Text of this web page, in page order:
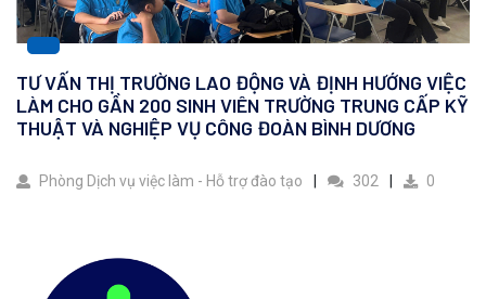
TƯ VẤN THỊ TRƯỜNG LAO ĐỘNG VÀ ĐỊNH HƯỚNG VIỆC
LÀM CHO GẦN 200 SINH VIÊN TRƯỜNG TRUNG CẤP KỸ
THUẬT VÀ NGHIỆP VỤ CÔNG ĐOÀN BÌNH DƯƠNG
Phòng Dịch vụ việc làm - Hỗ trợ đào tạo 302 0